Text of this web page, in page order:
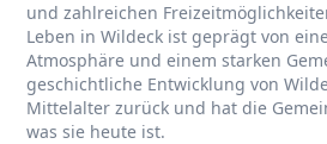
und zahlreichen
Leben in Wildeck ist geprägt von
Atmosphäre und einem starken
geschichtliche Entwicklung von
Mittelalter zurück und hat die
was sie heute ist.